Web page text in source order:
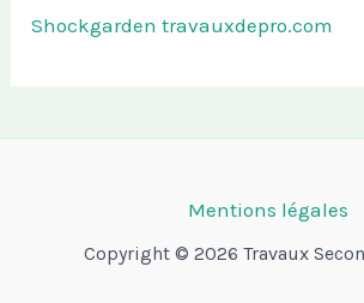
Shockgarden travauxdepro.com
Mentions légales
Copyright © 2026 Travaux